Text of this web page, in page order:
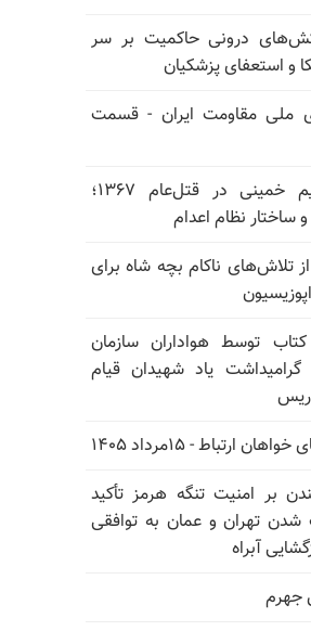
درونی حاکمیت بر سر
و استعفای پزشکیان
ملی مقاومت ایران - قسمت
نقش مستقیم خمینی در قتل‌عام ۱۳۶۷؛
ساختار نظام اعدام
تلاش‌های ناکام بچه شاه برای
کتاب توسط هواداران سازمان
یاد شهیدان قیام
ارتباط - ۱۵مرداد ۱۴۰۵
بر امنیت تنگه هرمز تأکید
شدن تهران و عمان به توافقی
آبراه
جهرم